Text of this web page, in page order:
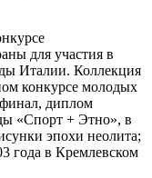
для участия в
Италии. Коллекция
конкурсе молодых
диплом
«Спорт + Этно», в
эпохи неолита;
года в Кремлевском